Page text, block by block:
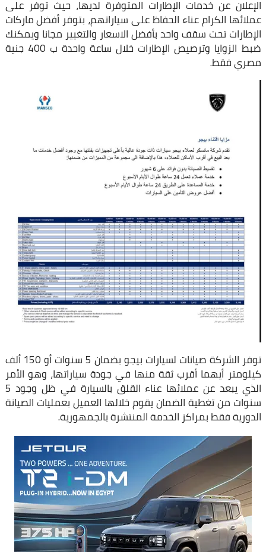
الإعلان عن خدمات الإطارات المتوفرة لديها، حيث توفر على
عملائها الكرام عناء الحفاظ على سياراتهم، بتوفر أفضل ماركات
الإطارات تحت سقف واحد بأفضل الاسعار والتغيير مجانا ويمكنك
ضبط الزوايا وترصيص الإطارات خلال ساعة واحدة ب 400 جنية
مصري فقط.
توفر الشركة صيانات لسيارات بيجو بضمان 5 سنوات أو 150 ألف
كيلومتر أيهما أقرب ثقة منها في جودة سياراتها، وهو الأمر
الذي يبعد عن عملائها عناء القلق بالسيارة في ظل وجود 5
سنوات من تغطية الضمان يقوم خلالها العميل بعمليات الصيانة
الدورية فقط بمراكز الخدمة المنتشرة بالجمهورية.